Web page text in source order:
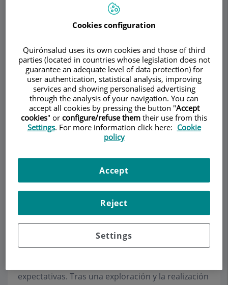
DescripciónServiciosEquipoContactoDatos de interés
Horario
Cirugía estética
Sentirse bien con uno mismo es muy importante.
A través de la cirugía estética y reconstructiva
podemos modificar y reconstruir las zonas
faciales como la nariz, los párpados, las orejas, la
aspecto que se desea.
expectativas. Tras una exploración y la realización
Cookies configuration
Quirónsalud uses its own cookies and those of third
parties (located in countries whose legislation does not
guarantee an adequate level of data protection) for
user authentication, statistical analysis, improving
services and showing personalised advertising
through the analysis of your navigation. You can
accept all cookies by pressing the button "Accept
cookies" or configure/refuse them their use from this
Settings. For more information click here: Cookie
policy
Settings
Reject
Accept